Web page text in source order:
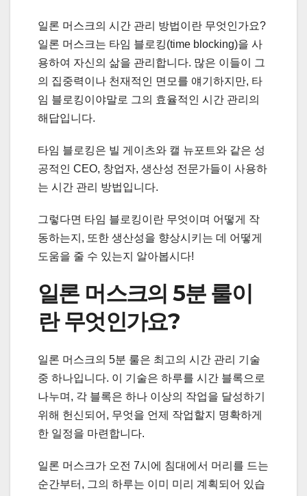
일론 머스크의 시간 관리 방법이란 무엇인가요?
일론 머스크는 타임 블로킹(time blocking)을 사
용하여 자신의 삶을 관리합니다. 많은 이들이 그
의 집중력이나 천재적인 면모를 얘기하지만, 타
임 블로킹이야말로 그의 효율적인 시간 관리의
해답입니다.
타임 블로킹은 빌 게이츠와 캘 뉴포트와 같은 성
공적인 CEO, 창업자, 생산성 전문가들이 사용하
는 시간 관리 방법입니다.
그렇다면 타임 블로킹이란 무엇이며 어떻게 작
동하는지, 또한 생산성을 향상시키는 데 어떻게
도움을 줄 수 있는지 알아봅시다!
일론 머스크의 5분 룰이
란 무엇인가요?
일론 머스크의 5분 룰은 최고의 시간 관리 기술
중 하나입니다. 이 기술은 하루를 시간 블록으로
나누며, 각 블록은 하나 이상의 작업을 달성하기
위해 헌신되어, 무엇을 언제 작업할지 명확하게
한 일정을 마련합니다.
일론 머스크가 오전 7시에 침대에서 머리를 드는
순간부터, 그의 하루는 이미 미리 계획되어 있습